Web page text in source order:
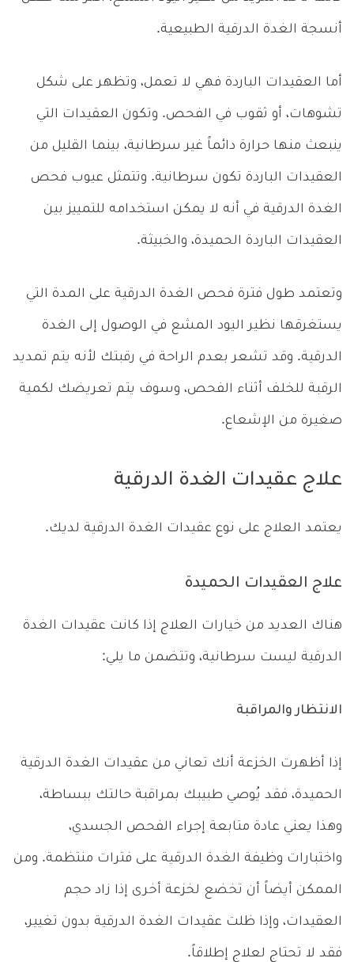
أنسجة الغدة الدرقية الطبيعية.
أما العقيدات الباردة فهي لا تعمل، وتظهر على شكل
تشوهات، أو ثقوب في الفحص. وتكون العقيدات التي
ينبعث منها حرارة دائماً غير سرطانية، بينما القليل من
العقيدات الباردة تكون سرطانية. وتتمثل عيوب فحص
الغدة الدرقية في أنه لا يمكن استخدامه للتمييز بين
العقيدات الباردة الحميدة، والخبيثة.
وتعتمد طول فترة فحص الغدة الدرقية على المدة التي
يستغرقها نظير اليود المشع في الوصول إلى الغدة
الدرقية. وقد تشعر بعدم الراحة في رقبتك لأنه يتم تمديد
الرقبة للخلف أثناء الفحص، وسوف يتم تعريضك لكمية
صغيرة من الإشعاع.
علاج عقيدات الغدة الدرقية
يعتمد العلاج على نوع عقيدات الغدة الدرقية لديك.
علاج العقيدات الحميدة
هناك العديد من خيارات العلاج إذا كانت عقيدات الغدة
الدرقية ليست سرطانية، وتتضمن ما يلي:
الانتظار والمراقبة
إذا أظهرت الخزعة أنك تعاني من عقيدات الغدة الدرقية
الحميدة، فقد يُوصي طبيبك بمراقبة حالتك ببساطة،
وهذا يعني عادة متابعة إجراء الفحص الجسدي،
واختبارات وظيفة الغدة الدرقية على فترات منتظمة. ومن
الممكن أيضاً أن تخضع لخزعة أخرى إذا زاد حجم
العقيدات، وإذا ظلت عقيدات الغدة الدرقية بدون تغيير،
فقد لا تحتاج لعلاج إطلاقاً.